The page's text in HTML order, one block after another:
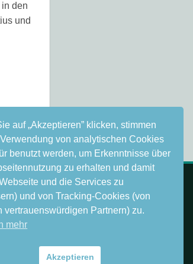
den
und
Nächste
auf „Akzeptieren” klicken, stimmen
von analytischen Cookies
benutzt werden, um Erkenntnisse über
zu erhalten und damit
und die Services zu
und von Tracking-Cookies (von
vertrauenswürdigen Partnern) zu.
mehr
Akzeptieren